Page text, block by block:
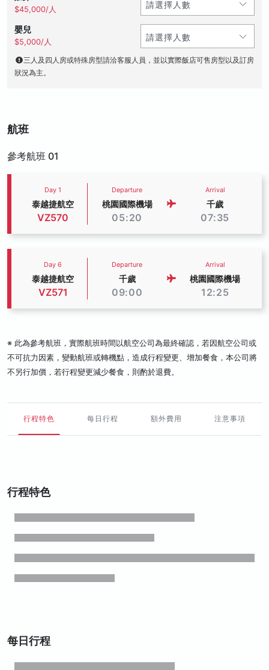
$45,000/人
嬰兒
$5,000/人
三人及四人房或特殊房型請洽客服人員，並以實際飯店可售房型以及訂房
狀況為主。
航班
參考航班 01
Day 1
泰越捷航空
VZ570
Departure
桃園國際機場
05:20
Arrival
千歲
07:35
Day 6
泰越捷航空
VZ571
Departure
千歲
09:00
Arrival
桃園國際機場
12:25
※ 此為參考航班，實際航班時間以航空公司為最終確認，若因航空公司或
不可抗力因素，變動航班或轉機點，造成行程變更、增加餐食，本公司將
不另行加價，若行程變更減少餐食，則酌於退費。
行程特色 每日行程 額外費用 注意事項
行程特色
每日行程